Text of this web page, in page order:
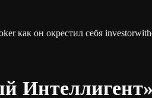
как он окрестил себя